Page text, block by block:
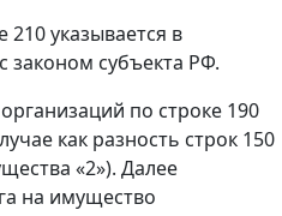
210 указывается в
законом субъекта РФ.
по строке 190
как разность строк 150
«2»). Далее
на имущество